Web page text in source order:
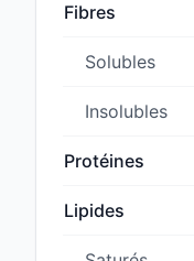
Fibres
Solubles
Insolubles
Protéines
Lipides